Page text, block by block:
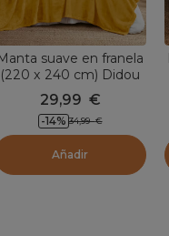
Manta suave en franela
(220 x 240 cm) Didou
Mostaza amarilla
29,99 €
-14% 34,99 €
Añadir